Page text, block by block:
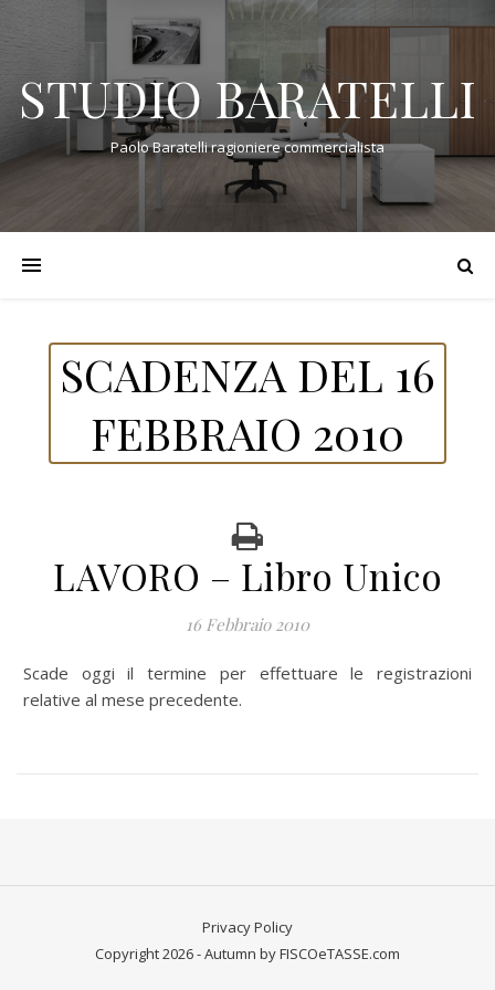
STUDIO BARATELLI
Paolo Baratelli ragioniere commercialista
SCADENZA DEL 16
FEBBRAIO 2010
LAVORO – Libro Unico
16 Febbraio 2010
Scade oggi il termine per effettuare le registrazioni
relative al mese precedente.
Privacy Policy
Copyright 2026 - Autumn by FISCOeTASSE.com